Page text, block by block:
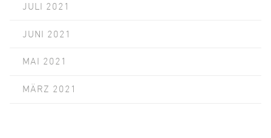
JULI 2021
JUNI 2021
MAI 2021
MÄRZ 2021